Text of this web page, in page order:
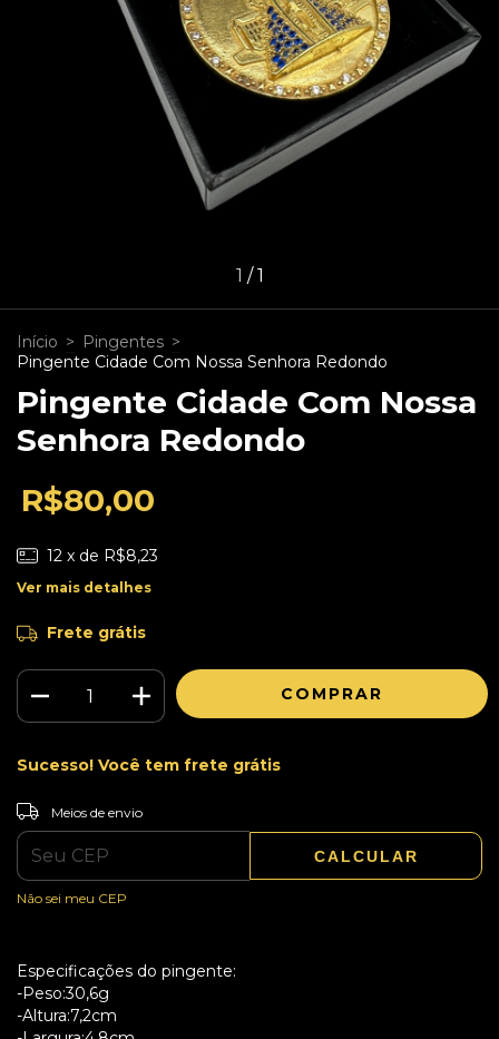
1 /1
Início > Pingentes >
Pingente Cidade Com Nossa Senhora Redondo
Pingente Cidade Com Nossa
Senhora Redondo
R$80,00
12 x de R$8,23
Ver mais detalhes
Frete grátis
Sucesso! Você tem frete grátis
Entregas para o CEP:
Meios de envio
CALCULAR
Não sei meu CEP
Especificações do pingente:
-Peso:30,6g
-Altura:7,2cm